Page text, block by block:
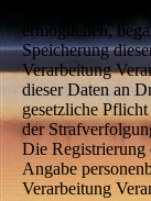
verhindert
ermöglichen,
Speicherung
Verarbeitung
dieser Daten an
gesetzliche
der
Die Registrierung
Angabe
Verarbeitung